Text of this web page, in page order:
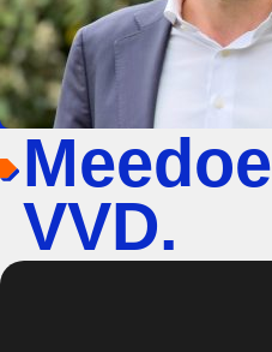
VVD.